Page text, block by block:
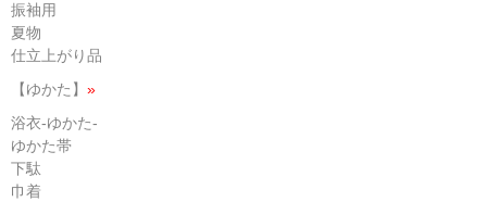
振袖用
夏物
仕立上がり品
【ゆかた】 »
浴衣-ゆかた-
ゆかた帯
下駄
巾着